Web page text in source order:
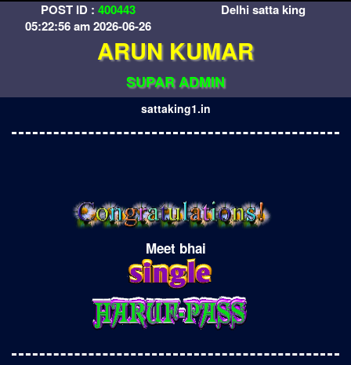
POST ID : 400443
05:22:56 am 2026-06-26
Delhi satta king
ARUN KUMAR
SUPAR ADMIN
sattaking1.in
Meet bhai